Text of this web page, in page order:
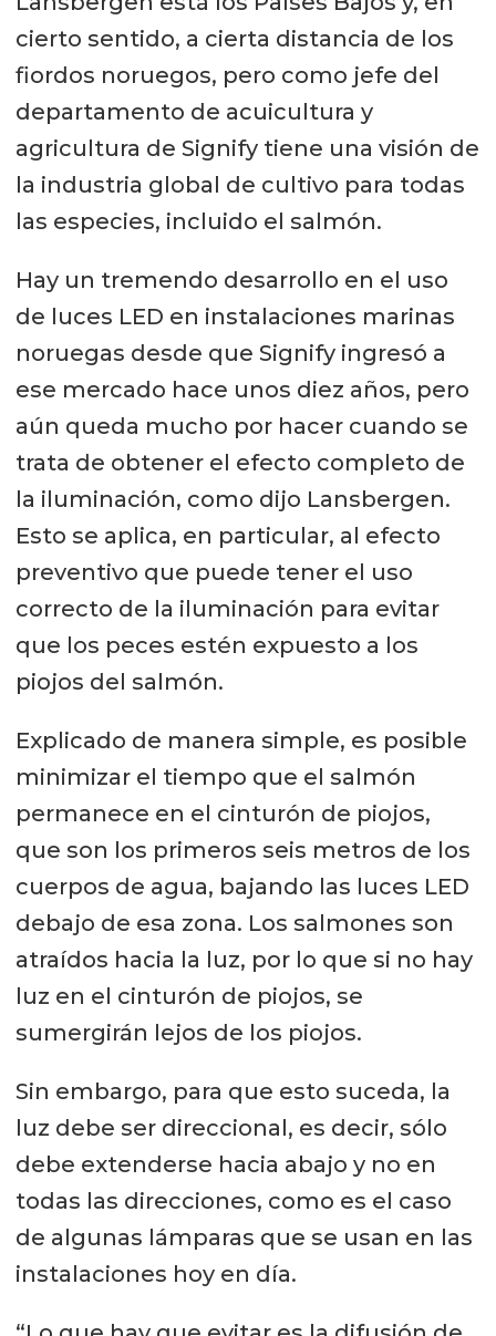
cierto sentido, a cierta distancia de los
fiordos noruegos, pero como jefe del
departamento de acuicultura y
agricultura de Signify tiene una visión de
la industria global de cultivo para todas
las especies, incluido el salmón.
Hay un tremendo desarrollo en el uso
de luces LED en instalaciones marinas
noruegas desde que Signify ingresó a
ese mercado hace unos diez años, pero
aún queda mucho por hacer cuando se
trata de obtener el efecto completo de
la iluminación, como dijo Lansbergen.
Esto se aplica, en particular, al efecto
preventivo que puede tener el uso
correcto de la iluminación para evitar
que los peces estén expuesto a los
piojos del salmón.
Explicado de manera simple, es posible
minimizar el tiempo que el salmón
permanece en el cinturón de piojos,
que son los primeros seis metros de los
cuerpos de agua, bajando las luces LED
debajo de esa zona. Los salmones son
atraídos hacia la luz, por lo que si no hay
luz en el cinturón de piojos, se
sumergirán lejos de los piojos.
Sin embargo, para que esto suceda, la
luz debe ser direccional, es decir, sólo
debe extenderse hacia abajo y no en
todas las direcciones, como es el caso
de algunas lámparas que se usan en las
instalaciones hoy en día.